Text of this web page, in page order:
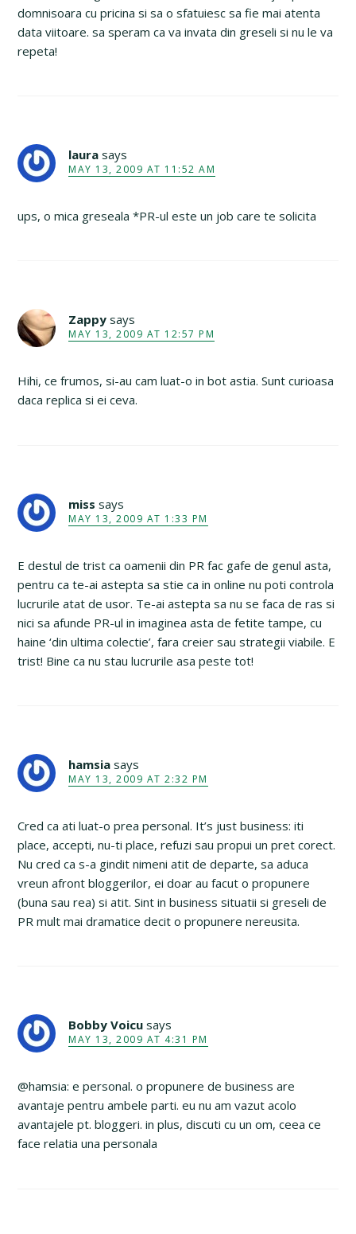
domnisoara cu pricina si sa o sfatuiesc sa fie mai atenta
data viitoare. sa speram ca va invata din greseli si nu le va
repeta!
laura says
MAY 13, 2009 AT 11:52 AM
ups, o mica greseala *PR-ul este un job care te solicita
Zappy says
MAY 13, 2009 AT 12:57 PM
Hihi, ce frumos, si-au cam luat-o in bot astia. Sunt curioasa
daca replica si ei ceva.
miss says
MAY 13, 2009 AT 1:33 PM
E destul de trist ca oamenii din PR fac gafe de genul asta,
pentru ca te-ai astepta sa stie ca in online nu poti controla
lucrurile atat de usor. Te-ai astepta sa nu se faca de ras si
nici sa afunde PR-ul in imaginea asta de fetite tampe, cu
haine ‘din ultima colectie’, fara creier sau strategii viabile. E
trist! Bine ca nu stau lucrurile asa peste tot!
hamsia says
MAY 13, 2009 AT 2:32 PM
Cred ca ati luat-o prea personal. It’s just business: iti
place, accepti, nu-ti place, refuzi sau propui un pret corect.
Nu cred ca s-a gindit nimeni atit de departe, sa aduca
vreun afront bloggerilor, ei doar au facut o propunere
(buna sau rea) si atit. Sint in business situatii si greseli de
PR mult mai dramatice decit o propunere nereusita.
Bobby Voicu says
MAY 13, 2009 AT 4:31 PM
@hamsia: e personal. o propunere de business are
avantaje pentru ambele parti. eu nu am vazut acolo
avantajele pt. bloggeri. in plus, discuti cu un om, ceea ce
face relatia una personala